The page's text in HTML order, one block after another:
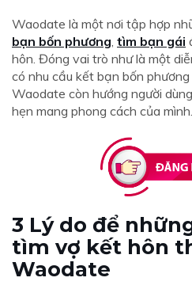
Waodate là một nơi tập hợp
bạn bốn phương, tìm bạn gái
hôn. Đóng vai trò như là một
có nhu cầu kết bạn bốn
Waodate còn hướng người
hẹn mang phong cách của mình.
3 Lý do để
tìm vợ kết hôn
Waodate